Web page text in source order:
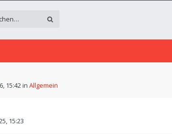
15:42in Allgemein
15:23